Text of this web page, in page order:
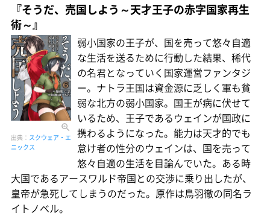
『そうだ、売国しよう～天才王子の赤字国家再生
術～』
出典： スクウェア・エ
ニックス
弱小国家の王子が、国を売って悠々自適
な生活を送るために行動した結果、稀代
の名君となっていく国家運営ファンタジ
ー。ナトラ王国は資金源に乏しく軍も貧
弱な北方の弱小国家。国王が病に伏せて
いるため、王子であるウェインが国政に
携わるようになった。能力は天才的でも
怠け者の性分のウェインは、国を売って
悠々自適の生活を目論んでいた。ある時
大国であるアースワルド帝国との交渉に乗り出したが、
皇帝が急死してしまうのだった。原作は鳥羽徹の同名ラ
イトノベル。